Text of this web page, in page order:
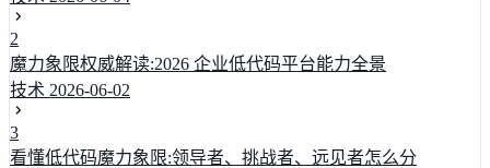
2
魔力象限权威解读:2026 企业低代码平台能力全景
技术 2026-06-02
3
看懂低代码魔力象限:领导者、挑战者、远见者怎么分